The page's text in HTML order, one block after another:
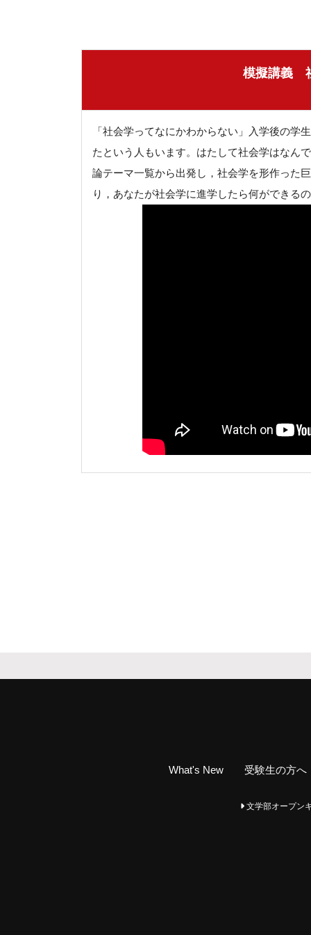
模擬講義
「社会学ってなにかわからない」入学後の
たという人もいます。はたして社会学はなん
論テーマ一覧から出発し，社会学を形作った
り，あなたが社会学に進学したら何ができる
What's New 受験生の方へ
文学部オープン